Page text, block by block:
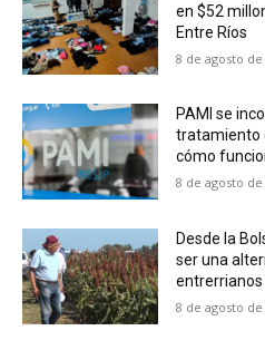
en $52
Entre Ríos
8 de agosto de
PAMI se
tratamiento
cómo
8 de agosto de
Desde la
ser una
entrerrianos
8 de agosto de